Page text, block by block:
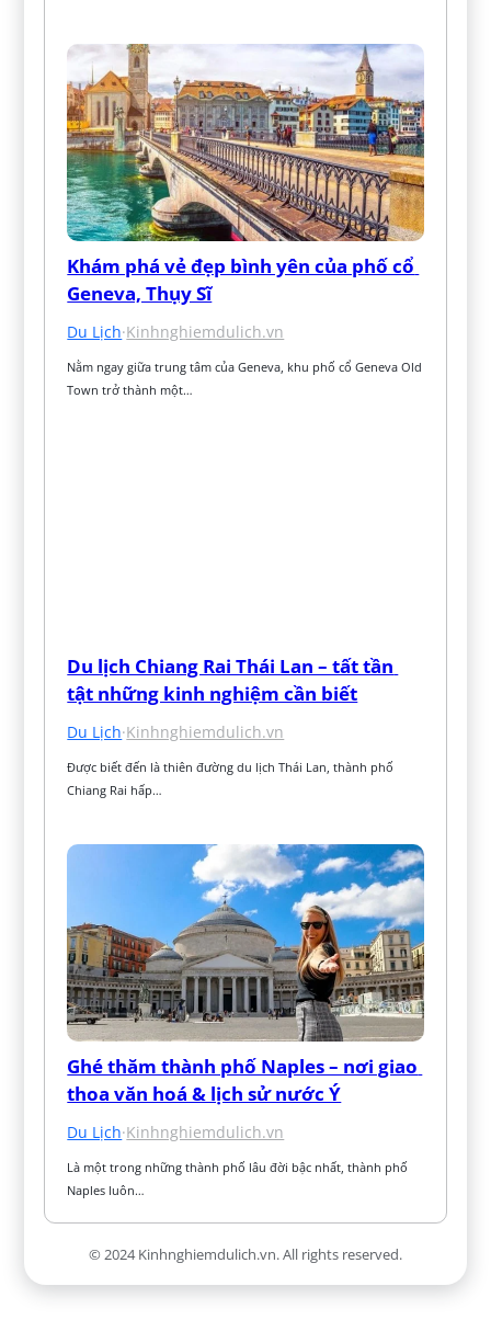
Khám phá vẻ đẹp bình yên của phố cổ
Geneva, Thụy Sĩ
Du Lịch·Kinhnghiemdulich.vn
Nằm ngay giữa trung tâm của Geneva, khu phố cổ Geneva Old
Town trở thành một…
Du lịch Chiang Rai Thái Lan – tất tần
tật những kinh nghiệm cần biết
Du Lịch·Kinhnghiemdulich.vn
Được biết đến là thiên đường du lịch Thái Lan, thành phố
Chiang Rai hấp…
Ghé thăm thành phố Naples – nơi giao
thoa văn hoá & lịch sử nước Ý
Du Lịch·Kinhnghiemdulich.vn
Là một trong những thành phố lâu đời bậc nhất, thành phố
Naples luôn…
© 2024 Kinhnghiemdulich.vn. All rights reserved.